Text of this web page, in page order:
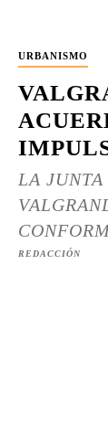
URBANISMO
LA
REDACCIÓN